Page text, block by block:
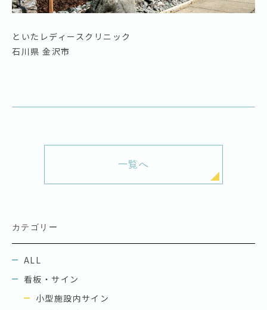
といたレディースクリニック
石川県 金沢市
一覧へ
カテゴリー
ALL
看板・サイン
小型施設内サイン